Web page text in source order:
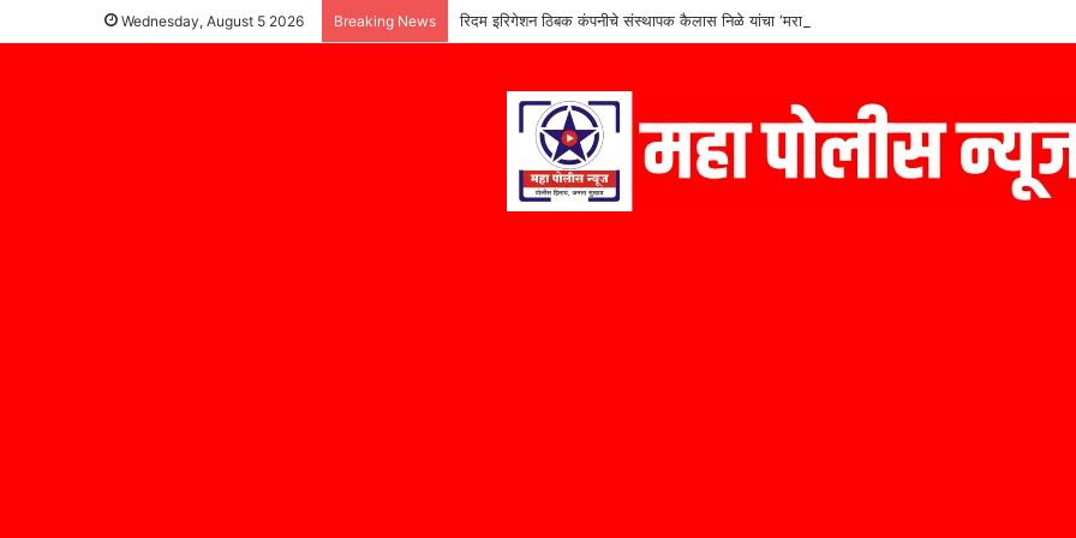
Wednesday, August 5 2026 Breaking News रिदम इरिगेशन ठिबक कंपनीचे संस्थापक कैलास निळे यांचा ‘मराठी उद्योजक पुरस्कार